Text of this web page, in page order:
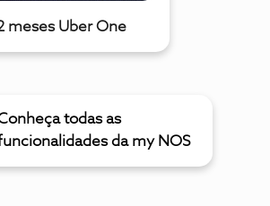
meses Uber One
todas as
da my NOS